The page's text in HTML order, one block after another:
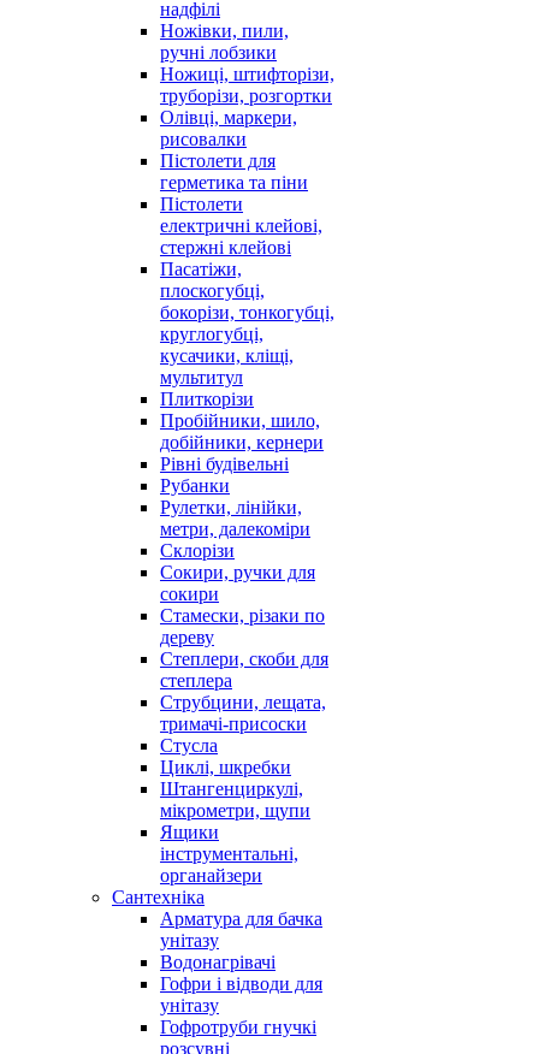
надфілі
Ножівки, пили,
ручні лобзики
Ножиці, штифторізи,
труборізи, розгортки
Олівці, маркери,
рисовалки
Пістолети для
герметика та піни
Пістолети
електричні клейові,
стержні клейові
Пасатіжи,
плоскогубці,
бокорізи, тонкогубці,
круглогубці,
кусачики, кліщі,
мультитул
Плиткорізи
Пробійники, шило,
добійники, кернери
Рівні будівельні
Рубанки
Рулетки, лінійки,
метри, далекоміри
Склорізи
Сокири, ручки для
сокири
Стамески, різаки по
дереву
Степлери, скоби для
степлера
Струбцини, лещата,
тримачі-присоски
Стусла
Циклі, шкребки
Штангенциркулі,
мікрометри, щупи
Ящики
інструментальні,
органайзери
Сантехніка
Арматура для бачка
унітазу
Водонагрівачі
Гофри і відводи для
унітазу
Гофротруби гнучкі
розсувні